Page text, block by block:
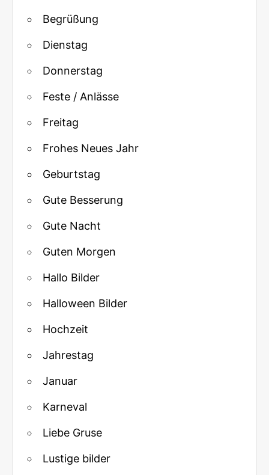
Begrüßung
Dienstag
Donnerstag
Feste / Anlässe
Freitag
Frohes Neues Jahr
Geburtstag
Gute Besserung
Gute Nacht
Guten Morgen
Hallo Bilder
Halloween Bilder
Hochzeit
Jahrestag
Januar
Karneval
Liebe Gruse
Lustige bilder